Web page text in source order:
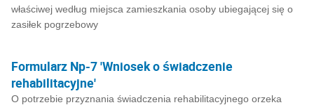
właściwej według miejsca zamieszkania osoby ubiegającej się o
zasiłek pogrzebowy
Formularz Np-7 'Wniosek o świadczenie
rehabilitacyjne'
O potrzebie przyznania świadczenia rehabilitacyjnego orzeka